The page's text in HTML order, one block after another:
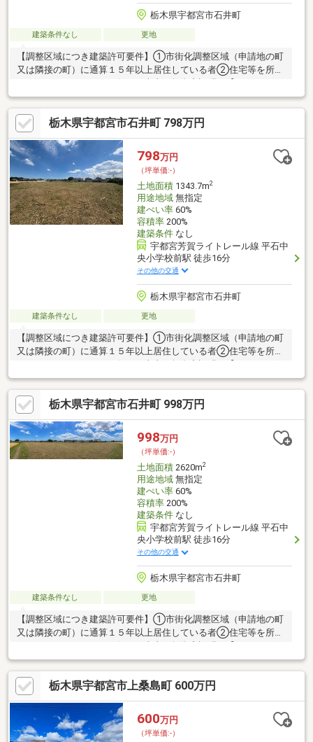
栃木県宇都宮市石井町
建築条件なし 更地
【調整区域につき建築許可要件】①市街化調整区域（申請地の町
又は隣接の町）に通算１５年以上居住している者②住宅等を所有
していないなどのやむを得ない事由（無資産証明）【おすすめポ
イント】◯土地広々約386坪です◯LRTも利用できる環境なの
で 宇都宮駅やベルモール、清原方面へのアクセスが良好です！
〇平石地区に新施設東部総合公園～アークタウン～がオープン◯
建築条件無しなのでお好きなメーカーでお家を建てられますよ♪※
建築有効面積は499㎡（151坪）になります※上下水道引き込みは
お客様の負担となりますお気軽にお問い合わせください※価格に
は消費税を含みます
栃木県宇都宮市石井町 798万円
798万円
（坪単価:-）
土地面積1343.7m2
用途地域無指定
建ぺい率60%
容積率200%
建築条件なし
宇都宮芳賀ライトレール線 平石中
央小学校前駅 徒歩16分
その他の交通
栃木県宇都宮市石井町
建築条件なし 更地
【調整区域につき建築許可要件】①市街化調整区域（申請地の町
又は隣接の町）に通算１５年以上居住している者②住宅等を所有
イント】◯土地広々150坪です◯LRTも利用できる環境なので
宇都宮駅やベルモール、清原方面へのアクセスが良好です！〇平
石地区に新施設東部総合公園～アークタウン～がオープン◯建築
条件無しなのでお好きなメーカーでお家を建てられますよ♪※建築
有効面積は499㎡（151坪）になります※上下水道引き込みはお客
様の負担となりますお気軽にお問い合わせください※価格には消
費税を含みます
栃木県宇都宮市石井町 998万円
998万円
（坪単価:-）
土地面積2620m2
用途地域無指定
建ぺい率60%
容積率200%
建築条件なし
宇都宮芳賀ライトレール線 平石中
央小学校前駅 徒歩16分
その他の交通
栃木県宇都宮市石井町
建築条件なし 更地
【調整区域につき建築許可要件】①市街化調整区域（申請地の町
又は隣接の町）に通算１５年以上居住している者②住宅等を所有
イント】◯土地広々792坪です◯資材置場や太陽光パネルの設置
にオススメ◯建築条件なし〇平石地区に新施設東部総合公園～ア
ークタウン～がオープン※上下水道引き込みはお客様の負担とな
りますお気軽にお問い合わせください♪※価格には消費税を含みま
栃木県宇都宮市上桑島町 600万円
600万円
（坪単価:-）